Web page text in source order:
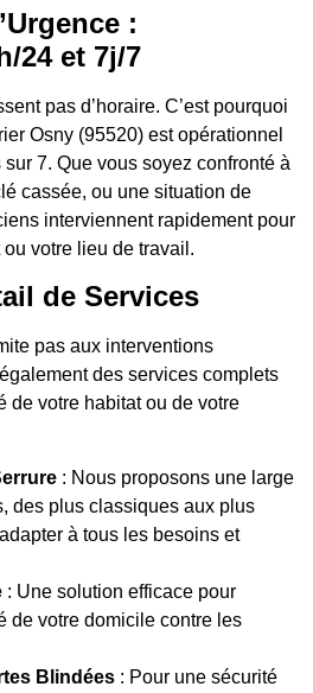
:
24 et 7j/7
pas d’horaire. C’est pourquoi
Osny (95520) est opérationnel
7. Que vous soyez confronté à
cassée, ou une situation de
interviennent rapidement pour
votre lieu de travail.
de Services
pas aux interventions
des services complets
de votre habitat ou de votre
: Nous proposons une large
des plus classiques aux plus
à tous les besoins et
: Une solution efficace pour
de votre domicile contre les
Blindées : Pour une sécurité